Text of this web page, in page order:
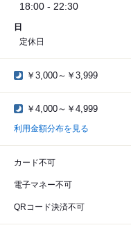
18:00 - 22:30
日
定休日
￥3,000～￥3,999
￥4,000～￥4,999
利用金額分布を見る
カード不可
電子マネー不可
QRコード決済不可